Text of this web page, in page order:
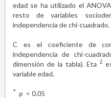
edad se ha utilizado el
resto de variables
independencia de chi-cuadrado.
C es el coeficiente de
independencia de chi-
dimensión de la tabla). Eta2
variable edad.
* p < 0.05